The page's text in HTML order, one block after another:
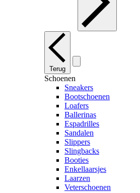
Terug
Schoenen
Sneakers
Bootschoenen
Loafers
Ballerinas
Espadrilles
Sandalen
Slippers
Slingbacks
Booties
Enkellaarsjes
Laarzen
Veterschoenen